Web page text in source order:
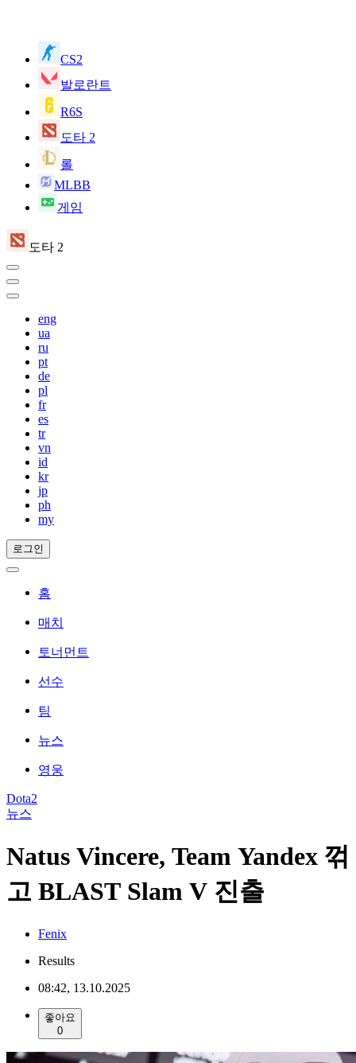
CS2
발로란트
R6S
도타 2
롤
MLBB
게임
도타 2
eng
ua
ru
pt
de
pl
fr
es
tr
vn
id
kr
jp
ph
my
로그인
홈
매치
토너먼트
선수
팀
뉴스
영웅
Dota2
뉴스
Natus Vincere, Team Yandex 꺾
고 BLAST Slam V 진출
Fenix
Results
08:42, 13.10.2025
좋아요
0